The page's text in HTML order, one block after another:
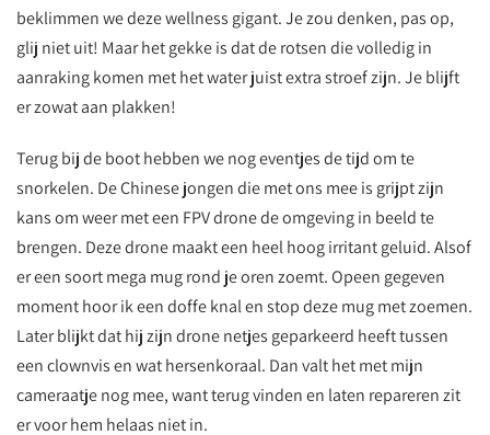
beklimmen we deze wellness gigant. Je zou denken, pas op,
glij niet uit! Maar het gekke is dat de rotsen die volledig in
aanraking komen met het water juist extra stroef zijn. Je blijft
er zowat aan plakken!
Terug bij de boot hebben we nog eventjes de tijd om te
snorkelen. De Chinese jongen die met ons mee is grijpt zijn
kans om weer met een FPV drone de omgeving in beeld te
brengen. Deze drone maakt een heel hoog irritant geluid. Alsof
er een soort mega mug rond je oren zoemt. Opeen gegeven
moment hoor ik een doffe knal en stop deze mug met zoemen.
Later blijkt dat hij zijn drone netjes geparkeerd heeft tussen
een clownvis en wat hersenkoraal. Dan valt het met mijn
cameraatje nog mee, want terug vinden en laten repareren zit
er voor hem helaas niet in.